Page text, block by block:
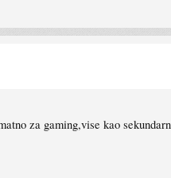
za gaming,vise kao